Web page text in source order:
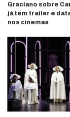
Graciano sobre
já tem trailer e
nos cinemas